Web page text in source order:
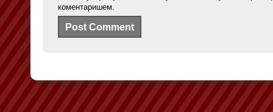
коментаришем.